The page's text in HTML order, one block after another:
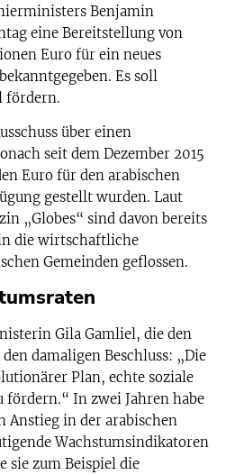
Benjamin
eine Bereitstellung von
Euro für ein neues
Es soll
fördern.
über einen
seit dem Dezember 2015
Euro für den arabischen
gestellt wurden. Laut
„Globes“ sind davon bereits
die wirtschaftliche
Gemeinden geflossen.
Gila Gamliel, die den
damaligen Beschluss: „Die
Plan, echte soziale
fördern.“ In zwei Jahren habe
Anstieg in der arabischen
Wachstumsindikatoren
sie zum Beispiel die